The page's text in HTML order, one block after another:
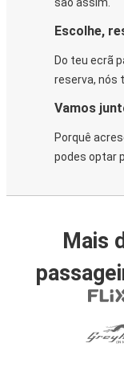
Escolhe,
Do teu ecrã
reserva, nós
Vamos
Porquê
podes optar
Mais